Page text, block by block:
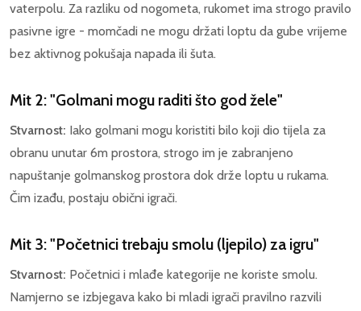
vaterpolu. Za razliku od nogometa, rukomet ima strogo pravilo
pasivne igre - momčadi ne mogu držati loptu da gube vrijeme
bez aktivnog pokušaja napada ili šuta.
Mit 2: "Golmani mogu raditi što god žele"
Stvarnost: Iako golmani mogu koristiti bilo koji dio tijela za
obranu unutar 6m prostora, strogo im je zabranjeno
napuštanje golmanskog prostora dok drže loptu u rukama.
Čim izađu, postaju obični igrači.
Mit 3: "Početnici trebaju smolu (ljepilo) za igru"
Stvarnost: Početnici i mlađe kategorije ne koriste smolu.
Namjerno se izbjegava kako bi mladi igrači pravilno razvili